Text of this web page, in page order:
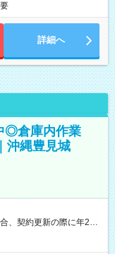
詳細へ
◎倉庫内作業
沖縄豊見城
、契約更新の際に年2回
※深夜割増賃金 (22:00～